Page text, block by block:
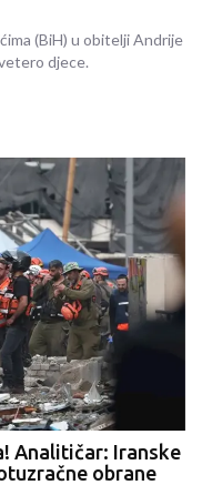
(BiH) u obitelji Andrije
djece.
Analitičar: Iranske
obrane